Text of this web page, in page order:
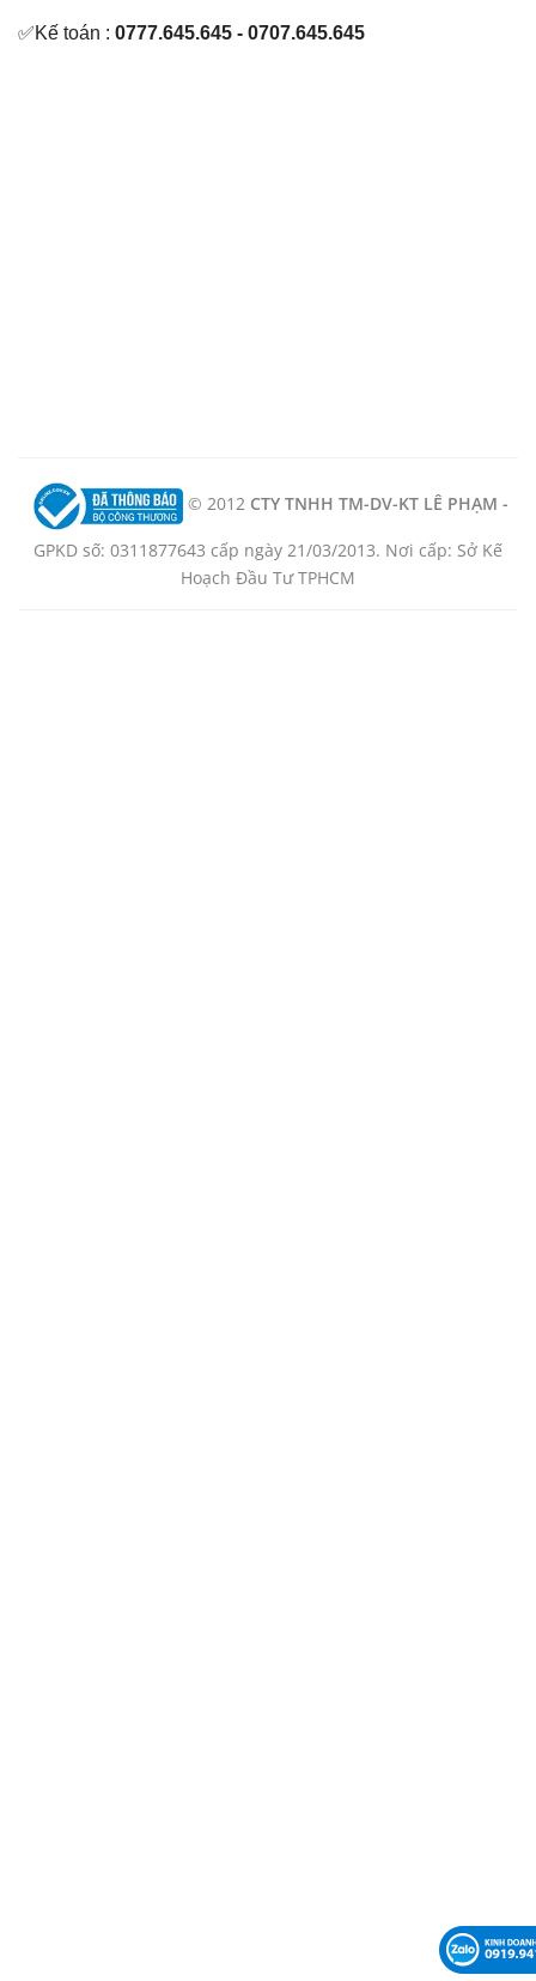
✅Kế toán : 0777.645.645 - 0707.645.645
© 2012 CTY TNHH TM-DV-KT LÊ PHẠM -
GPKD số: 0311877643 cấp ngày 21/03/2013. Nơi cấp: Sở Kế
Hoạch Đầu Tư TPHCM